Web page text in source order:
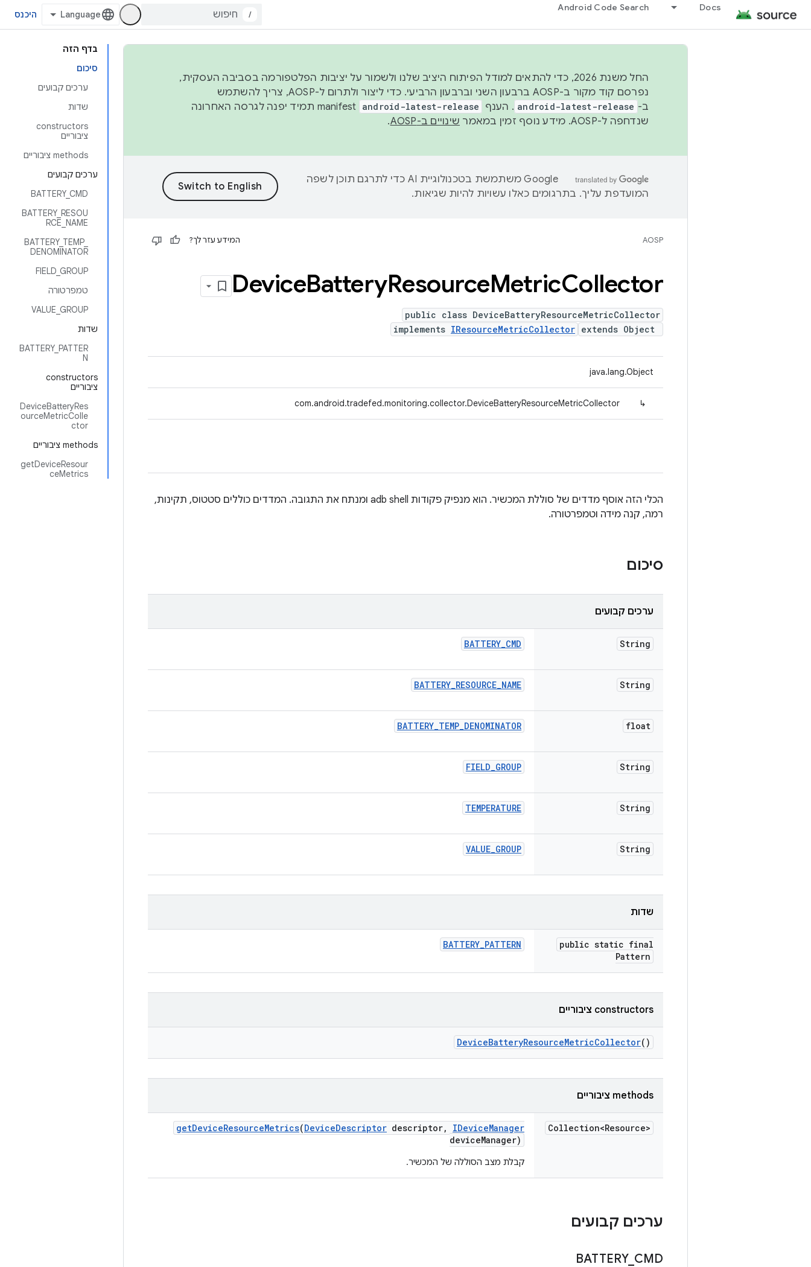
Docs
Android Code Search
/ היכנס
בדף הזה
סיכום
ערכים קבועים
שדות
‫constructors
ציבוריים
‫methods ציבוריים
ערכים קבועים
BATTERY_CMD
BATTERY_RESOU
RCE_NAME
BATTERY_TEMP_
DENOMINATOR
FIELD_GROUP
טמפרטורה
VALUE_GROUP
שדות
BATTERY_PATTER
N
‫constructors
ציבוריים
DeviceBatteryRes
ourceMetricColle
ctor
‫methods ציבוריים
getDeviceResour
ceMetrics
החל משנת 2026, כדי להתאים למודל הפיתוח היציב שלנו ולשמור על יציבות הפלטפורמה בסביבה העסקית,
נפרסם קוד מקור ב-AOSP ברבעון השני וברבעון הרביעי. כדי ליצור ולתרום ל-AOSP, צריך להשתמש
ב- android-latest-release . הענף android-latest-release
manifest תמיד יפנה לגרסה האחרונה
שנדחפה ל-AOSP. מידע נוסף זמין במאמר
שינויים ב-AOSP .
‫Google משתמשת בטכנולוגיית AI כדי לתרגם תוכן לשפה
המועדפת עליך. בתרגומים כאלו עשויות להיות שגיאות.
AOSP המידע עזר לך?
DeviceBatteryResourceMetricCollector
public class DeviceBatteryResourceMetricCollector
extends Object
implements IResourceMetricCollector
java.lang.Object
↳
com.android.tradefed.monitoring.collector.DeviceBatteryResourceMetricCollector
הכלי הזה אוסף מדדים של סוללת המכשיר. הוא מנפיק פקודות adb shell ומנתח את התגובה. המדדים כוללים סטטוס, תקינות,
רמה, קנה מידה וטמפרטורה.
סיכום
ערכים קבועים
String
BATTERY_CMD
String
BATTERY_RESOURCE_NAME
float
BATTERY_TEMP_DENOMINATOR
String
FIELD_GROUP
String
TEMPERATURE
String
VALUE_GROUP
שדות
public static final
Pattern
BATTERY_PATTERN
‫constructors ציבוריים
DeviceBatteryResourceMetricCollector()
‫methods ציבוריים
Collection<Resource>
getDeviceResourceMetrics(DeviceDescriptor descriptor, IDeviceManager
deviceManager)
קבלת מצב הסוללה של המכשיר.
ערכים קבועים
BATTERY_ CMD